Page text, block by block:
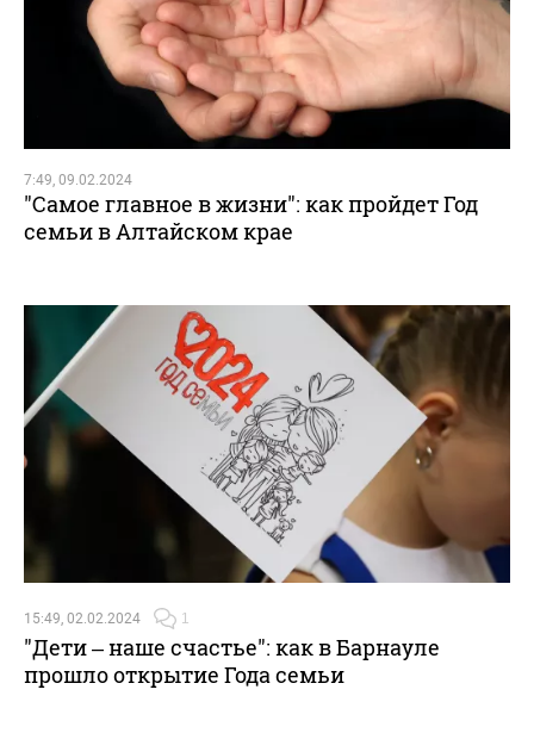
7:49, 09.02.2024
"Самое главное в жизни": как пройдет Год
семьи в Алтайском крае
15:49, 02.02.2024 1
"Дети – наше счастье": как в Барнауле
прошло открытие Года семьи